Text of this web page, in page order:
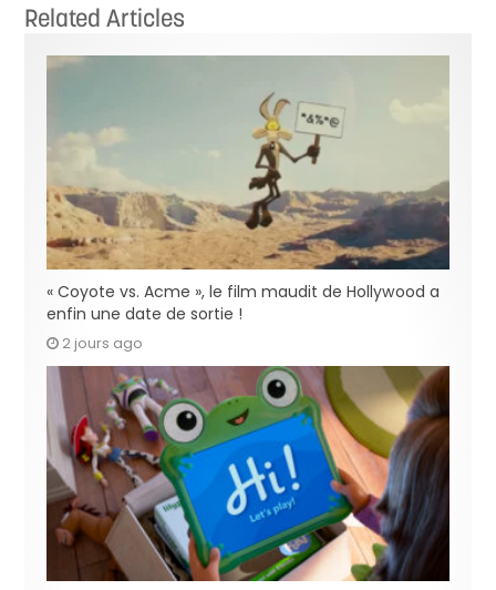
Related Articles
« Coyote vs. Acme », le film maudit de Hollywood a
enfin une date de sortie !
2 jours ago